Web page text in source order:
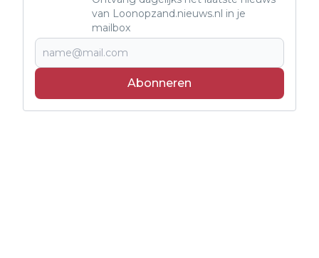
van Loonopzand.nieuws.nl in je
mailbox
Abonneren